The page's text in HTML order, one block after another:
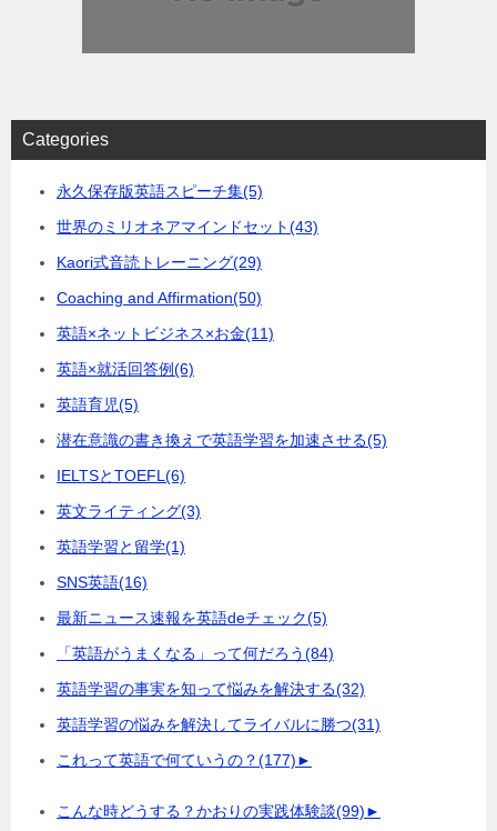
Categories
永久保存版英語スピーチ集(5)
世界のミリオネアマインドセット(43)
Kaori式音読トレーニング(29)
Coaching and Affirmation(50)
英語×ネットビジネス×お金(11)
英語×就活回答例(6)
英語育児(5)
潜在意識の書き換えで英語学習を加速させる(5)
IELTSとTOEFL (6)
英文ライティング(3)
英語学習と留学(1)
SNS英語(16)
最新ニュース速報を英語deチェック(5)
「英語がうまくなる」って何だろう(84)
英語学習の事実を知って悩みを解決する(32)
英語学習の悩みを解決してライバルに勝つ(31)
これって英語で何ていうの？(177)►
こんな時どうする？かおりの実践体験談(99)►